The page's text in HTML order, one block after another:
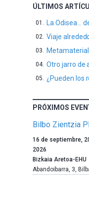
ÚLTIMOS
La Odisea…
Viaje
Otro jarro de
¿Pueden los
PRÓXIMOS
Bilbo Zientzia
Un
año
más,
Bilbao
16 de septiembre,
2026
Bizkaia Aretoa-EHU
Abandoibarra, 3,